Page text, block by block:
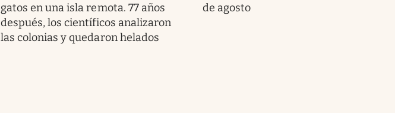
gatos en una isla remota. 77 años
después, los científicos analizaron
las colonias y quedaron helados
de agosto